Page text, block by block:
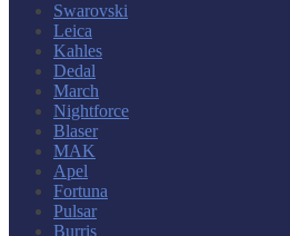
Swarovski
Leica
Kahles
Dedal
March
Nightforce
Blaser
MAK
Apel
Fortuna
Pulsar
Burris